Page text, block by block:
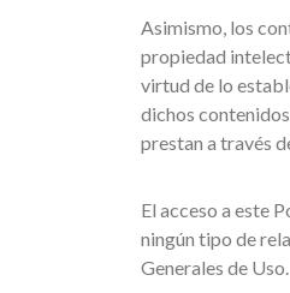
Asimismo, los
propiedad
virtud de lo
dichos
prestan a través
El acceso a este
ningún tipo de
Generales de Uso.